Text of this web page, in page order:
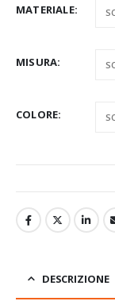
MATERIALE
MISURA
COLORE
DESCRIZIONE